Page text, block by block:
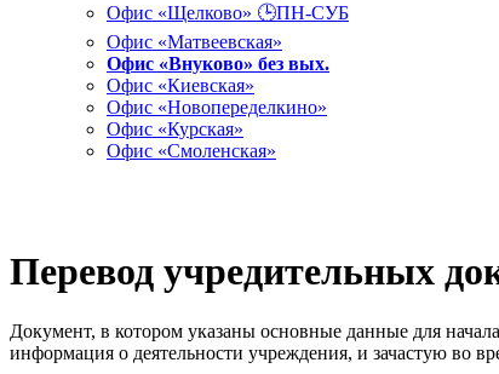
Офис «Щелково» 🕒ПН-СУБ
Офис «Матвеевская»
Офис «Внуково» без вых.
Офис «Киевская»
Офис «Новопеределкино»
Офис «Курская»
Офис «Смоленская»
Перевод учредительных
Документ, в котором указаны основные данные для
информация о деятельности учреждения, и зачастую во